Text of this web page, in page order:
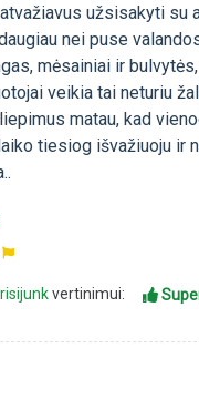
užsisakyti su
nei puse
mėsainiai ir
veikia tai neturiu
matau, kad
tiesiog išvažiuoju ir
vertinimui: